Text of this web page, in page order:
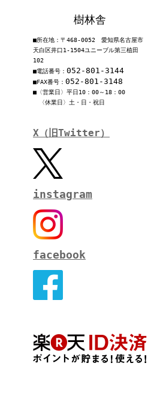
樹林舎
■所在地：〒468-0052 愛知県名古屋市
天白区井口1-1504ユニーブル第三植田
102
■電話番号： 052-801-3144
■FAX番号： 052-801-3148
■〈営業日〉平日10：00～18：00
〈休業日〉土・日・祝日
X（旧Twitter）
instagram
facebook